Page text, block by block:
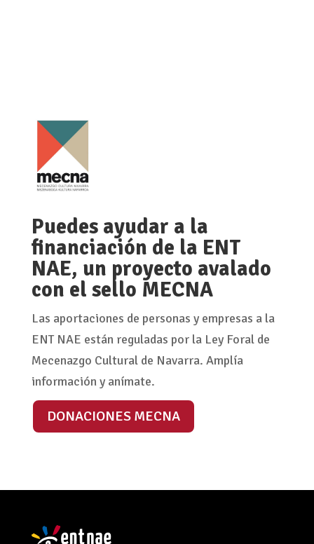
Puedes ayudar a la
financiación de la ENT
NAE, un proyecto avalado
con el sello MECNA
Las aportaciones de personas y empresas a la
ENT NAE están reguladas por la Ley Foral de
Mecenazgo Cultural de Navarra. Amplía
información y anímate.
DONACIONES MECNA